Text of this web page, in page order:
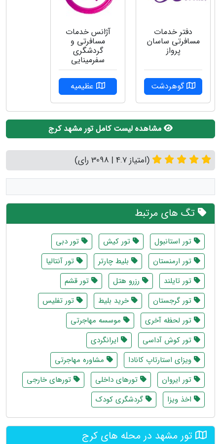
دفتر خدمات
مسافرتی ساسان
پرواز
گوهردشت
آژانس خدمات
مسافرتی و
گردشگری
سفرمینایی
عظیمیه
مشاهده لیست کامل تور مشهد کرج
(امتیاز 4.7 | 3098 رای)
تگ های مرتبط
تور استانبول تور کیش
تور دبی
تور ارمنستان
بلیط چارتر
تور آنتالیا
تور تایلند
رزرو هتل
تور قشم
تور گرجستان
خرید بلیط
تور تفلیس
تور لحظه آخری
موسسه مهاجرتی
تور کوش آداسی
ایرانگردی
ویزای استارتاپ کانادا
مشاوره مهاجرتی
تور ایروان
تورهای داخلی
تورهای خارجی
اخذ ویزا
گردشگری کودک
تور مشهد در محله های کرج